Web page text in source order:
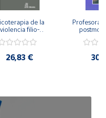
de la
violencia filio-
secreto y la
26,83 €